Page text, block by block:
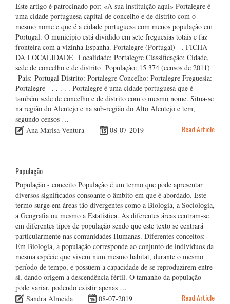
Este artigo é patrocinado por: «A sua instituição aqui» Portalegre é
uma cidade portuguesa capital de concelho e de distrito com o
mesmo nome e que é a cidade portuguesa com menos população em
Portugal. O município está dividido em sete freguesias totais e faz
fronteira com a vizinha Espanha. Portalegre (Portugal) . FICHA
DA LOCALIDADE Localidade: Portalegre Classificação: Cidade,
sede de concelho e de distrito População: 15 374 (censos de 2011)
País: Portugal Distrito: Portalegre Concelho: Portalegre Freguesia:
Portalegre . . . . . Portalegre é uma cidade portuguesa que é
também sede de concelho e de distrito com o mesmo nome. Situa-se
na região do Alentejo e na sub-região do Alto Alentejo e tem,
segundo censos …
Ana Marisa Ventura
08-07-2019 Read Article
População
População - conceito População é um termo que pode apresentar
diversos significados consoante o âmbito em que é abordado. Este
termo surge em áreas tão divergentes como a Biologia, a Sociologia,
a Geografia ou mesmo a Estatística. As diferentes áreas centram-se
em diferentes tipos de população sendo que este texto se centrará
particularmente nas comunidades Humanas. Diferentes conceitos:
Em Biologia, a população corresponde ao conjunto de indivíduos da
mesma espécie que vivem num mesmo habitat, durante o mesmo
período de tempo, e possuem a capacidade de se reproduzirem entre
si, dando origem a descendência fértil. O tamanho da população
pode variar, podendo existir apenas …
Sandra Almeida
08-07-2019 Read Article